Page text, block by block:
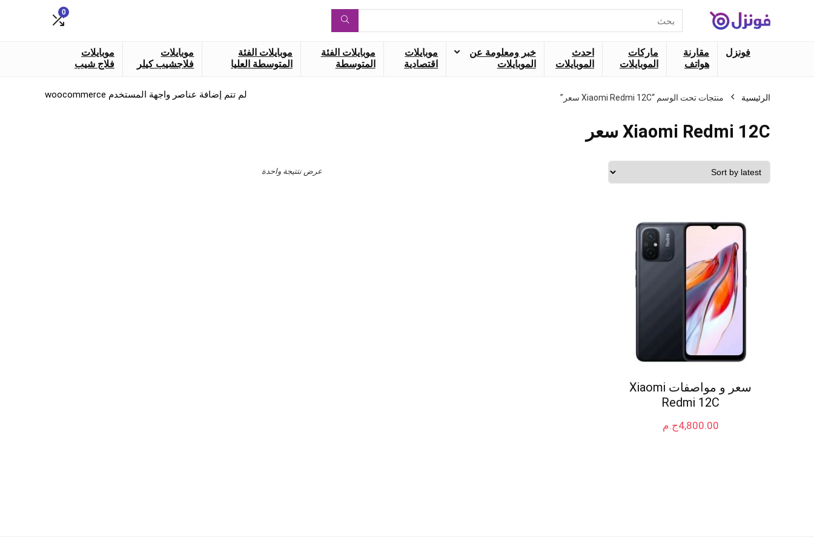
عن:
0
فونزل
مقارنة
هواتف
ماركات
الموبايلات
احدث
الموبايلات
خبر ومعلومة عن
الموبايلات
موبايلات
اقتصادية
موبايلات الفئة
المتوسطة
موبايلات الفئة
المتوسطة العليا
موبايلات
فلاجشيب كيلر
موبايلات
فلاج شيب
الرئيسية منتجات تحت الوسم “Xiaomi Redmi 12C سعر”
Xiaomi Redmi 12C سعر
عرض نتتيجة واحدة
سعر و مواصفات Xiaomi
Redmi 12C
ج.م4,800.00
لم تتم إضافة عناصر واجهة المستخدم woocommerce